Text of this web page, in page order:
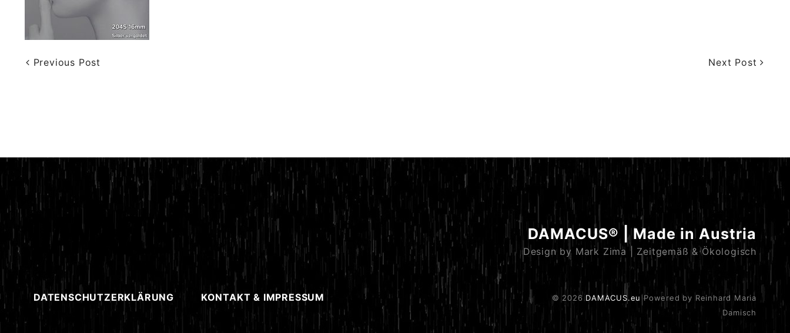
Previous Post Next Post
DAMACUS® | Made in Austria
Design by Mark Zima | Zeitgemäß & Ökologisch
DATENSCHUTZERKLÄRUNG KONTAKT & IMPRESSUM © 2026 DAMACUS.eu Powered by Reinhard Maria
Damisch